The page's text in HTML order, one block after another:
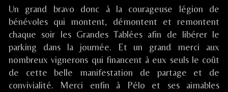
Un grand bravo donc à la courageuse légion de
bénévoles qui montent, démontent et remontent
chaque soir les Grandes Tablées afin de libérer le
parking dans la journée. Et un grand merci aux
nombreux vignerons qui financent à eux seuls le coût
de cette belle manifestation de partage et de
convivialité. Merci enfin à Pélo et ses aimables